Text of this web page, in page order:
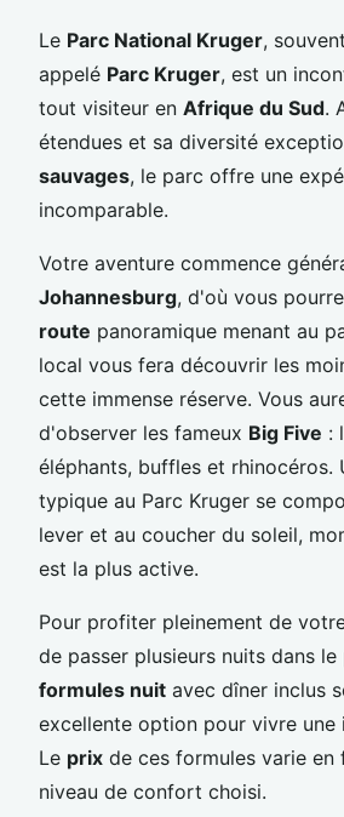
Le Parc National Kruger,
appelé Parc Kruger, est un
tout visiteur en Afrique du Sud.
étendues et sa diversité
sauvages, le parc offre une
incomparable.
Votre aventure commence
Johannesburg, d'où vous
route panoramique menant au
local vous fera découvrir les
cette immense réserve. Vous
d'observer les fameux Big Five :
éléphants, buffles et rhinocéros.
typique au Parc Kruger se
lever et au coucher du soleil,
est la plus active.
Pour profiter pleinement de
de passer plusieurs nuits dans le
formules nuit avec dîner inclus
excellente option pour vivre une
Le prix de ces formules varie en
niveau de confort choisi.